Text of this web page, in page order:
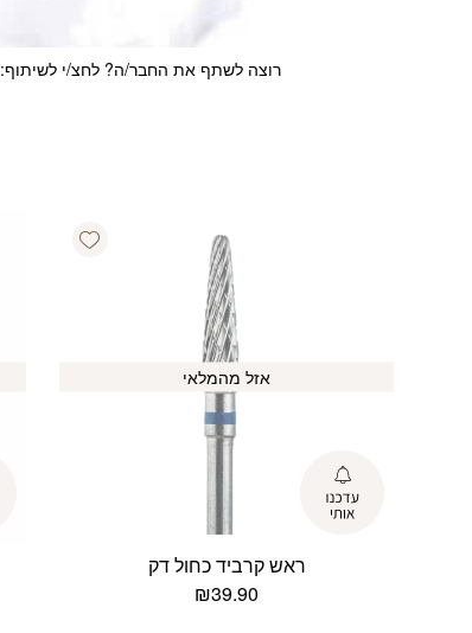
רוצה לשתף את החבר/ה? לחצ/י לשיתוף:
Add wishlist
אזל מהמלאי
ראש קרביד כחול דק
₪39.90